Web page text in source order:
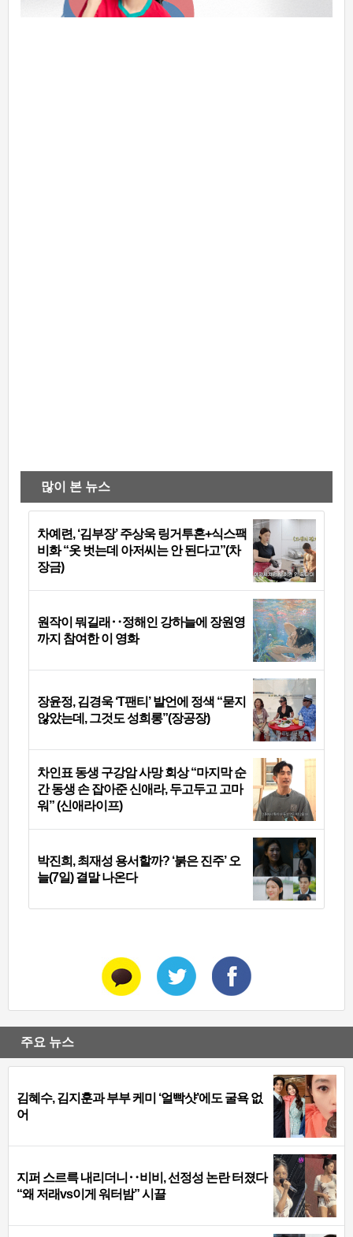
많이 본 뉴스
차예련, ‘김부장’ 주상욱 링거투혼+식스팩
비화 “옷 벗는데 아저씨는 안 된다고”(차
장금)
원작이 뭐길래‥정해인 강하늘에 장원영
까지 참여한 이 영화
장윤정, 김경욱 ‘T팬티’ 발언에 정색 “묻지
않았는데, 그것도 성희롱”(장공장)
차인표 동생 구강암 사망 회상 “마지막 순
간 동생 손 잡아준 신애라, 두고두고 고마
워” (신애라이프)
박진희, 최재성 용서할까? ‘붉은 진주’ 오
늘(7일) 결말 나온다
주요 뉴스
김혜수, 김지훈과 부부 케미 ‘얼빡샷’에도 굴욕 없
어
지퍼 스르륵 내리더니‥비비, 선정성 논란 터졌다
“왜 저래vs이게 워터밤” 시끌